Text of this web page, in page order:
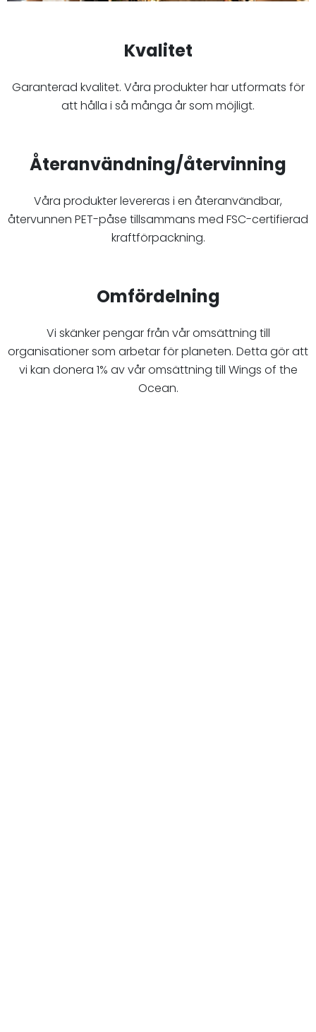
Kvalitet
Garanterad kvalitet. Våra produkter har utformats för
att hålla i så många år som möjligt.
Återanvändning/återvinning
Våra produkter levereras i en återanvändbar,
återvunnen PET-påse tillsammans med FSC-certifierad
kraftförpackning.
Omfördelning
Vi skänker pengar från vår omsättning till
organisationer som arbetar för planeten. Detta gör att
vi kan donera 1% av vår omsättning till Wings of the
Ocean.